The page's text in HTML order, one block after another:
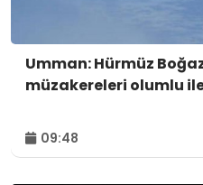
Umman: Hürmüz
müzakereleri olumlu
09:48